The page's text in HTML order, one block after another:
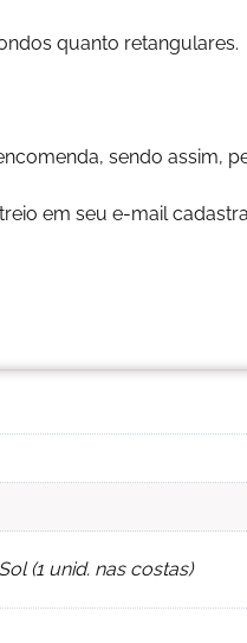
quanto retangulares.
sendo assim,
em seu e-mail
(1 unid. nas costas)